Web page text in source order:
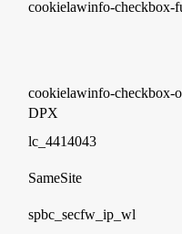
cookielawinfo-checkbox-
cookielawinfo-checkbox-
DPX
lc_4414043
SameSite
spbc_secfw_ip_wl